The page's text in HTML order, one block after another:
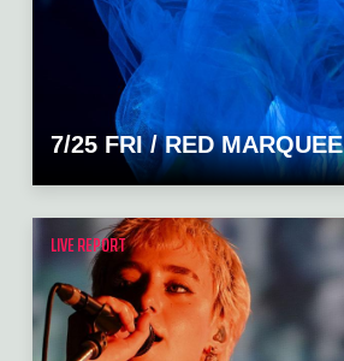
7/25 FRI / RED MARQUEE
LIVE REPORT